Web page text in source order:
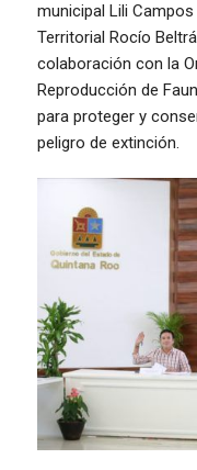
municipal Lili
Territorial Rocío
colaboración con la
Reproducción de
para proteger y
peligro de extinción.